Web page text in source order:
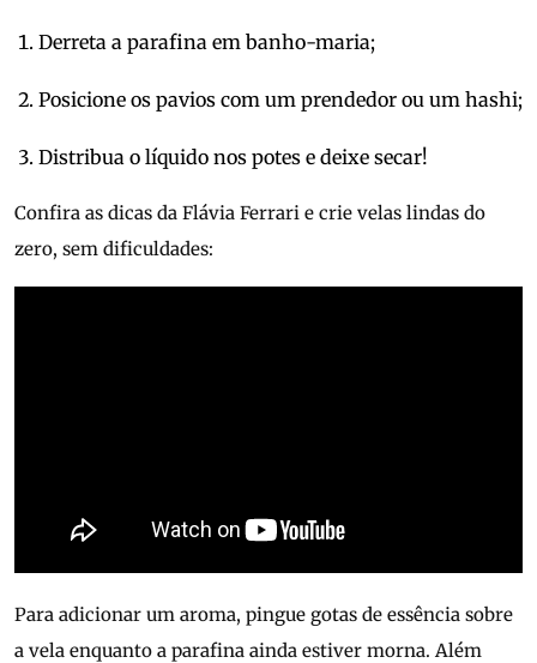
Derreta a parafina em banho-maria;
Posicione os pavios com um prendedor ou um hashi;
Distribua o líquido nos potes e deixe secar!
Confira as dicas da Flávia Ferrari e crie velas lindas do
zero, sem dificuldades:
Para adicionar um aroma, pingue gotas de essência sobre
a vela enquanto a parafina ainda estiver morna. Além